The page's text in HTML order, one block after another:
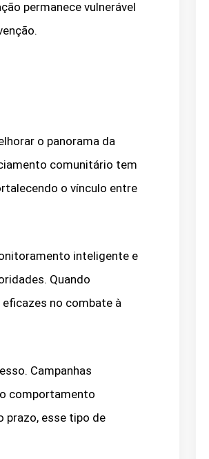
permanece vulnerável
o panorama da
comunitário tem
o vínculo entre
inteligente e
Quando
no combate à
Campanhas
comportamento
prazo, esse tipo de